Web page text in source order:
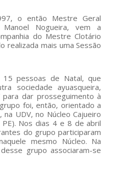
o então Mestre Geral
Manoel Nogueira, vem a
do Mestre Clotário
realizada mais uma Sessão
pessoas de Natal, que
sociedade ayuasqueira,
dar prosseguimento à
foi, então, orientado a
UDV, no Núcleo Cajueiro
Nos dias 4 e 8 de abril
do grupo participaram
mesmo Núcleo. Na
grupo associaram-se